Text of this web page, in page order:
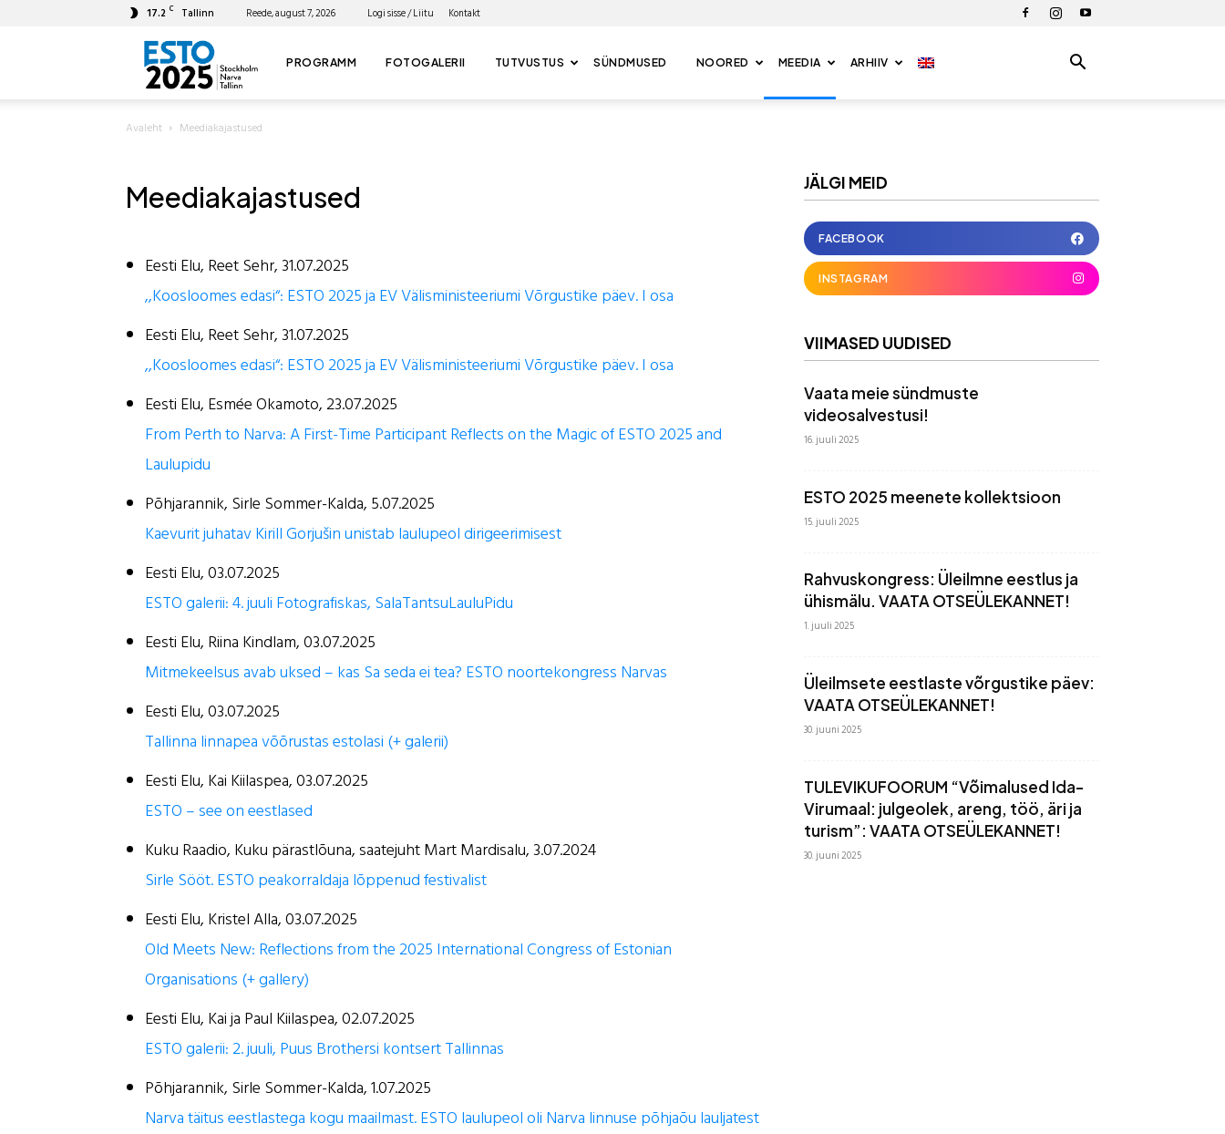
17.2 C Tallinn Reede, august 7, 2026 Logi sisse / Liitu Kontakt
ESTO
2025
PROGRAMM FOTOGALERII TUTVUSTUS SÜNDMUSED NOORED MEEDIA ARHIIV
Avaleht Meediakajastused
Meediakajastused
Eesti Elu, Reet Sehr, 31.07.2025
,,Koosloomes edasi“: ESTO 2025 ja EV Välisministeeriumi Võrgustike päev. I osa
Eesti Elu, Reet Sehr, 31.07.2025
,,Koosloomes edasi“: ESTO 2025 ja EV Välisministeeriumi Võrgustike päev. I osa
Eesti Elu, Esmée Okamoto, 23.07.2025
From Perth to Narva: A First-Time Participant Reflects on the Magic of ESTO 2025 and
Laulupidu
Põhjarannik, Sirle Sommer-Kalda, 5.07.2025
Kaevurit juhatav Kirill Gorjušin unistab laulupeol dirigeerimisest
Eesti Elu, 03.07.2025
ESTO galerii: 4. juuli Fotografiskas, SalaTantsuLauluPidu
Eesti Elu, Riina Kindlam, 03.07.2025
Mitmekeelsus avab uksed – kas Sa seda ei tea? ESTO noortekongress Narvas
Eesti Elu, 03.07.2025
Tallinna linnapea võõrustas estolasi (+ galerii)
Eesti Elu, Kai Kiilaspea, 03.07.2025
ESTO – see on eestlased
Kuku Raadio, Kuku pärastlõuna, saatejuht Mart Mardisalu, 3.07.2024
Sirle Sööt. ESTO peakorraldaja lõppenud festivalist
Eesti Elu, Kristel Alla, 03.07.2025
Old Meets New: Reflections from the 2025 International Congress of Estonian
Organisations (+ gallery)
Eesti Elu, Kai ja Paul Kiilaspea, 02.07.2025
ESTO galerii: 2. juuli, Puus Brothersi kontsert Tallinnas
Põhjarannik, Sirle Sommer-Kalda, 1.07.2025
Narva täitus eestlastega kogu maailmast. ESTO laulupeol oli Narva linnuse põhjaõu lauljatest
JÄLGI MEID
FACEBOOK
INSTAGRAM
VIIMASED UUDISED
Vaata meie sündmuste
videosalvestusi!
16. juuli 2025
ESTO 2025 meenete kollektsioon
15. juuli 2025
Rahvuskongress: Üleilmne eestlus ja
ühismälu. VAATA OTSEÜLEKANNET!
1. juuli 2025
Üleilmsete eestlaste võrgustike päev:
VAATA OTSEÜLEKANNET!
30. juuni 2025
TULEVIKUFOORUM “Võimalused Ida-
Virumaal: julgeolek, areng, töö, äri ja
turism”: VAATA OTSEÜLEKANNET!
30. juuni 2025